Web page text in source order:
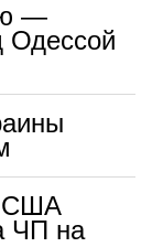
—
Одессой
США
ЧП на